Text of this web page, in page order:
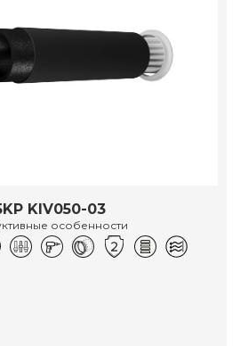
KIV050-03
особенности